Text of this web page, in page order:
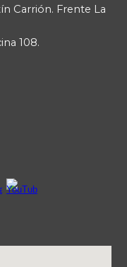
Carrión. Frente La
108.